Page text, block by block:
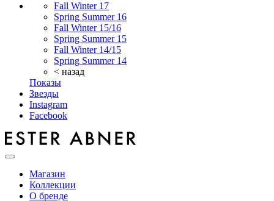
Fall Winter 17
Spring Summer 16
Fall Winter 15/16
Spring Summer 15
Fall Winter 14/15
Spring Summer 14
< назад
Показы
Звезды
Instagram
Facebook
Магазин
Коллекции
О бренде